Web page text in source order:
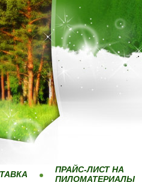
ПРАЙС-ЛИСТ НА
ПИЛОМАТЕРИАЛЫ